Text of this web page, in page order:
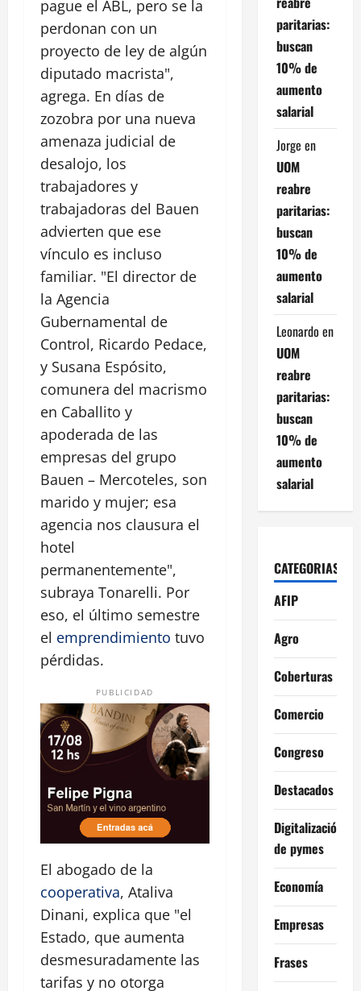
pague el ABL, pero se la
perdonan con un
proyecto de ley de algún
diputado macrista",
agrega. En días de
zozobra por una nueva
amenaza judicial de
desalojo, los
trabajadores y
trabajadoras del Bauen
advierten que ese
vínculo es incluso
familiar. "El director de
la Agencia
Gubernamental de
Control, Ricardo Pedace,
y Susana Espósito,
comunera del macrismo
en Caballito y
apoderada de las
empresas del grupo
Bauen – Mercoteles, son
marido y mujer; esa
agencia nos clausura el
hotel
permanentemente",
subraya Tonarelli. Por
eso, el último semestre
el emprendimiento tuvo
pérdidas.
PUBLICIDAD
El abogado de la
cooperativa, Ataliva
Dinani, explica que "el
Estado, que aumenta
desmesuradamente las
tarifas y no otorga
paritarias:
buscan
10% de
aumento
salarial
Jorge en
UOM
reabre
paritarias:
buscan
10% de
aumento
salarial
Leonardo en
UOM
reabre
paritarias:
buscan
10% de
aumento
salarial
CATEGORIAS
AFIP
Agro
Coberturas
Comercio
Congreso
Destacados
Digitalización
de pymes
Economía
Empresas
Frases